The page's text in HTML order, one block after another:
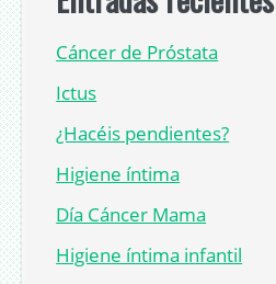
Cáncer de Próstata
Ictus
¿Hacéis pendientes?
Higiene íntima
Día Cáncer Mama
Higiene íntima infantil